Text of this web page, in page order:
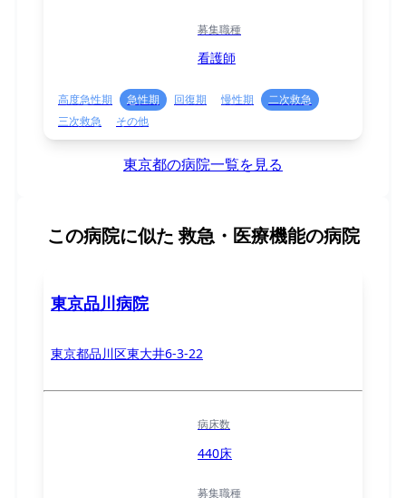
募集職種
看護師
高度急性期 急性期 回復期 慢性期
二次救急
三次救急
その他
東京都の病院一覧を見る
この病院に似た 救急・医療機能の病院
東京品川病院
東京都品川区東大井6-3-22
病床数
440床
募集職種